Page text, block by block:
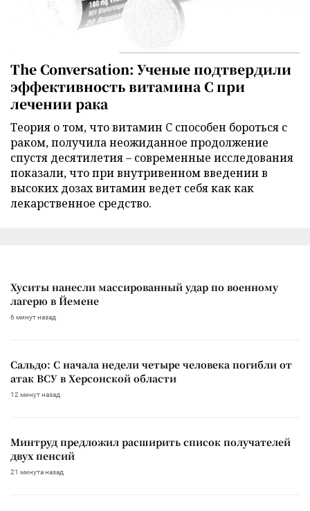
The Conversation: Ученые подтвердили
эффективность витамина C при
лечении рака
Теория о том, что витамин C способен бороться с
раком, получила неожиданное продолжение
спустя десятилетия – современные исследования
показали, что при внутривенном введении в
высоких дозах витамин ведет себя как как
лекарственное средство.
Хуситы нанесли массированный удар по военному
лагерю в Йемене
6 минут назад
Сальдо: С начала недели четыре человека погибли от
атак ВСУ в Херсонской области
12 минут назад
Минтруд предложил расширить список получателей
двух пенсий
21 минута назад